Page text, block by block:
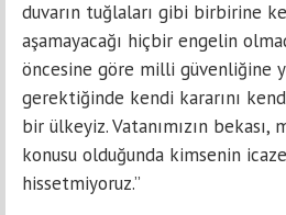
duvarın tuğlaları gibi birbirine
aşamayacağı hiçbir engelin
öncesine göre milli güvenliğine
gerektiğinde kendi kararını
bir ülkeyiz. Vatanımızın
konusu olduğunda kimsenin
hissetmiyoruz.”